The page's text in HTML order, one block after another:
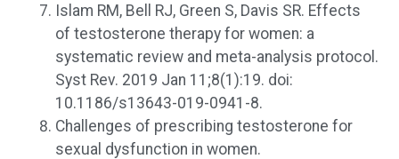
Islam RM, Bell RJ, Green S, Davis SR. Effects
of testosterone therapy for women: a
systematic review and meta-analysis protocol.
Syst Rev. 2019 Jan 11;8(1):19. doi:
10.1186/s13643-019-0941-8.
Challenges of prescribing testosterone for
sexual dysfunction in women.